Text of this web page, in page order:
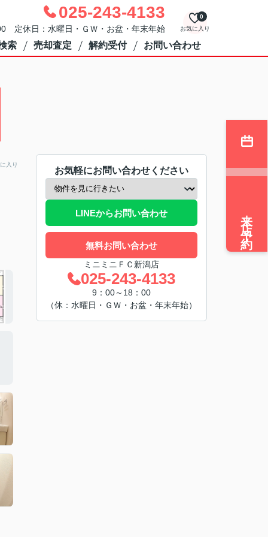
025-243-4133
定休日：水曜日・ＧＷ・お盆・年末年始 お気に入り
0
索 売却査定 解約受付 お問い合わせ
入り
お気軽にお問い合わせください
LINEからお問い合わせ
無料お問い合わせ
ミニミニＦＣ新潟店
025-243-4133
9：00～18：00
（休：水曜日・ＧＷ・お盆・年末年始）
来店予約